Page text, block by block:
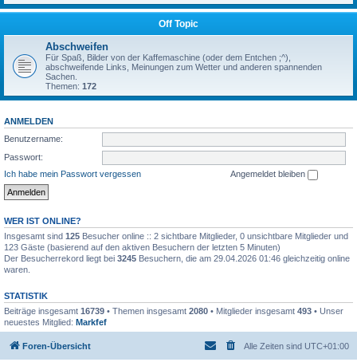
Off Topic
Abschweifen
Für Spaß, Bilder von der Kaffemaschine (oder dem Entchen ;^),
abschweifende Links, Meinungen zum Wetter und anderen spannenden
Sachen.
Themen: 172
ANMELDEN
Benutzername:
Passwort:
Ich habe mein Passwort vergessen
Angemeldet bleiben
WER IST ONLINE?
Insgesamt sind 125 Besucher online :: 2 sichtbare Mitglieder, 0 unsichtbare Mitglieder und
123 Gäste (basierend auf den aktiven Besuchern der letzten 5 Minuten)
Der Besucherrekord liegt bei 3245 Besuchern, die am 29.04.2026 01:46 gleichzeitig online
waren.
STATISTIK
Beiträge insgesamt 16739 • Themen insgesamt 2080 • Mitglieder insgesamt 493 • Unser
neuestes Mitglied: Markfef
Foren-Übersicht Alle Zeiten sind UTC+01:00